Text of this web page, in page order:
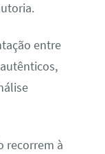
entre
recorrem à